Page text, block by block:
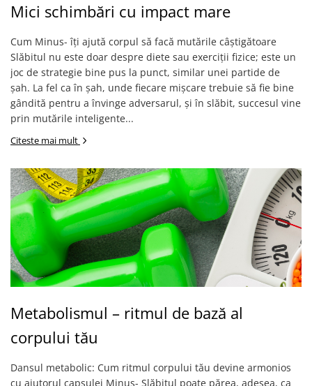
Mici schimbări cu impact mare
Cum Minus- îți ajută corpul să facă mutările câștigătoare
Slăbitul nu este doar despre diete sau exerciții fizice; este un
joc de strategie bine pus la punct, similar unei partide de
șah. La fel ca în șah, unde fiecare mișcare trebuie să fie bine
gândită pentru a învinge adversarul, și în slăbit, succesul vine
prin mutările inteligente...
Citeste mai mult
Metabolismul – ritmul de bază al
corpului tău
Dansul metabolic: Cum ritmul corpului tău devine armonios
cu ajutorul capsulei Minus- Slăbitul poate părea, adesea, ca